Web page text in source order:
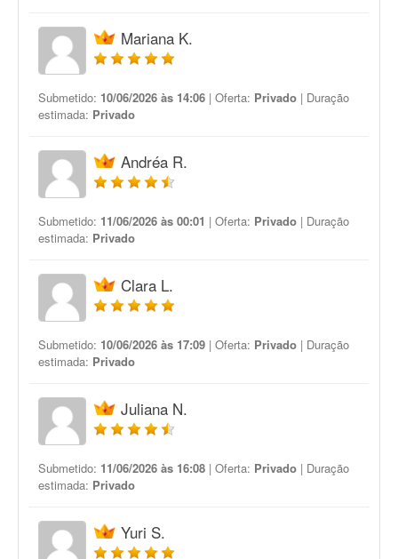
Mariana K.
Submetido: 10/06/2026 às 14:06 | Oferta: Privado | Duração
estimada: Privado
Andréa R.
Submetido: 11/06/2026 às 00:01 | Oferta: Privado | Duração
estimada: Privado
Clara L.
Submetido: 10/06/2026 às 17:09 | Oferta: Privado | Duração
estimada: Privado
Juliana N.
Submetido: 11/06/2026 às 16:08 | Oferta: Privado | Duração
estimada: Privado
Yuri S.